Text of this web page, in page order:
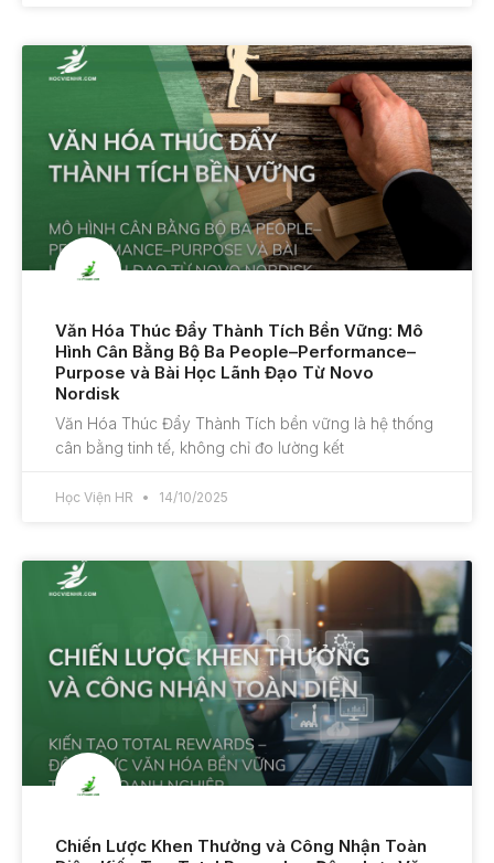
Văn Hóa Thúc Đẩy Thành Tích Bền Vững: Mô
Hình Cân Bằng Bộ Ba People–Performance–
Purpose và Bài Học Lãnh Đạo Từ Novo
Nordisk
Văn Hóa Thúc Đẩy Thành Tích bền vững là hệ thống
cân bằng tinh tế, không chỉ đo lường kết
Học Viện HR 14/10/2025
Chiến Lược Khen Thưởng và Công Nhận Toàn